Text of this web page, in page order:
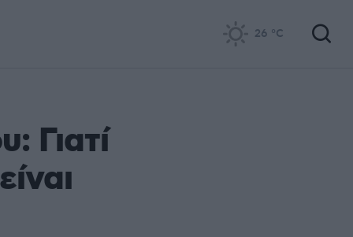
26 °C
Γιατί